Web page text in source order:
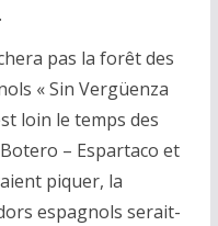
pas la forêt des
« Sin Vergüenza
loin le temps des
– Espartaco et
piquer, la
espagnols serait-